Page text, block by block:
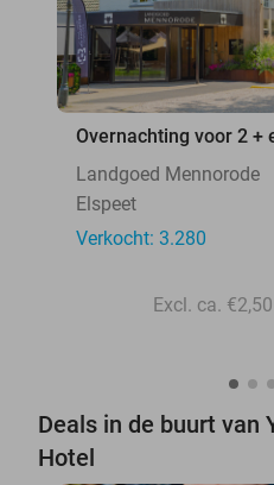
Overnachting voor 2 +
Landgoed Mennorode
Elspeet
Verkocht: 3.280
Excl. ca.
Deals in de buurt van
Hotel